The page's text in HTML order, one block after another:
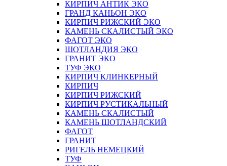
КИРПИЧ АНТИК ЭКО
ГРАНД КАНЬОН ЭКО
КИРПИЧ РИЖСКИЙ ЭКО
КАМЕНЬ СКАЛИСТЫЙ ЭКО
ФАГОТ ЭКО
ШОТЛАНДИЯ ЭКО
ГРАНИТ ЭКО
ТУФ ЭКО
КИРПИЧ КЛИНКЕРНЫЙ
КИРПИЧ
КИРПИЧ РИЖСКИЙ
КИРПИЧ РУСТИКАЛЬНЫЙ
КАМЕНЬ СКАЛИСТЫЙ
КАМЕНЬ ШОТЛАНДСКИЙ
ФАГОТ
ГРАНИТ
РИГЕЛЬ НЕМЕЦКИЙ
ТУФ